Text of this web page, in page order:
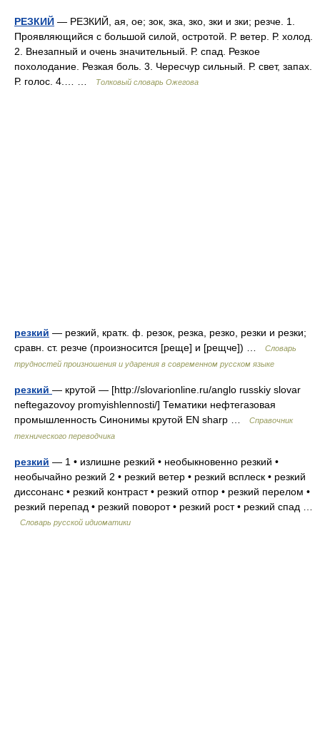
РЕЗКИЙ — РЕЗКИЙ, ая, ое; зок, зка, зко, зки и зки; резче. 1.
Проявляющийся с большой силой, остротой. Р. ветер. Р. холод.
2. Внезапный и очень значительный. Р. спад. Резкое
похолодание. Резкая боль. 3. Чересчур сильный. Р. свет, запах.
Р. голос. 4.… …
Толковый словарь Ожегова
резкий — резкий, кратк. ф. резок, резка, резко, резки и резки;
сравн. ст. резче (произносится [реще] и [рещче]) …
Словарь
трудностей произношения и ударения в современном русском языке
резкий — крутой — [http://slovarionline.ru/anglo russkiy slovar
neftegazovoy promyishlennosti/] Тематики нефтегазовая
промышленность Синонимы крутой EN sharp …
Справочник
технического переводчика
резкий — 1 • излишне резкий • необыкновенно резкий •
необычайно резкий 2 • резкий ветер • резкий всплеск • резкий
диссонанс • резкий контраст • резкий отпор • резкий перелом •
резкий перепад • резкий поворот • резкий рост • резкий спад …
Словарь русской идиоматики